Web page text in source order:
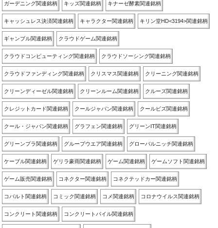
ガーデニング関連銘柄 キッズ関連銘柄 キナーゼ酵素関連銘柄
キャッシュレス決済関連銘柄 キャラクター関連銘柄 キリン堂HD<3194>関連銘柄
ギャンブル関連銘柄 クラウドゲーム関連銘柄
クラウドコンピューティング関連銘柄 クラウドソーシング関連銘柄
クラウドファンディング関連銘柄 クリスマス関連銘柄 クリーニング関連銘柄
クリーンディーゼル関連銘柄 クリーンルーム関連銘柄 クルーズ関連銘柄
クレジットカード関連銘柄 クールジャパン関連銘柄 クールビズ関連銘柄
クール・ジャパン関連銘柄 グラフェン関連銘柄 グリーンIT関連銘柄
グリーンプラ関連銘柄 グループウエア関連銘柄 グローバルニッチ関連銘柄
ケーブル関連銘柄 ゲリラ豪雨関連銘柄 ゲーム関連銘柄 ゲームソフト関連銘柄
ゲーム販売関連銘柄 コネクター関連銘柄 コネクテッドカー関連銘柄
コバルト関連銘柄 コミック関連銘柄 コメ関連銘柄 コロナウイルス関連銘柄
コンクリート関連銘柄 コンクリートパイル関連銘柄